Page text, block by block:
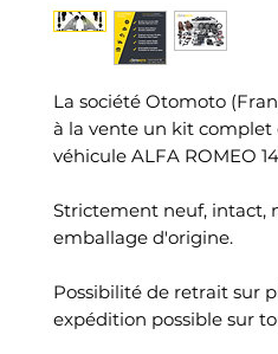
La société Otomoto
à la vente un kit complet
véhicule ALFA ROMEO
Strictement neuf, intact,
emballage d'origine.
Possibilité de retrait sur
expédition possible sur